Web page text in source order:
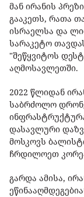
მან ირანის
გააკეთს, რათა
ისრაელსა და
სარაკეტო
"შეწყვიტოს
აღმოსავლეთში.
2022 წლიდან
საბრძოლო
დასავლური
მოსკოვს
ჩრდილოეთ
გარდა ამისა,